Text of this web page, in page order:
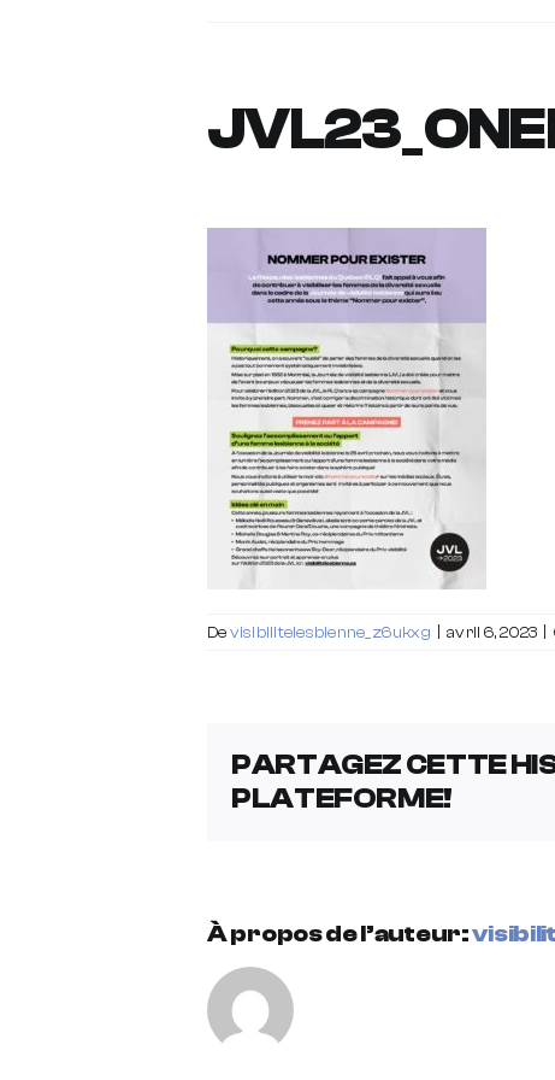
De visibilitelesbienne_z6ukxg avril 6, 2023
PARTAGEZ CETTE
PLATEFORME!
À propos de l’auteur: